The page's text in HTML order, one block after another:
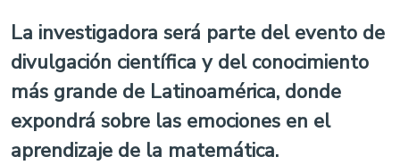
La investigadora será parte del evento de
divulgación científica y del conocimiento
más grande de Latinoamérica, donde
expondrá sobre las emociones en el
aprendizaje de la matemática.